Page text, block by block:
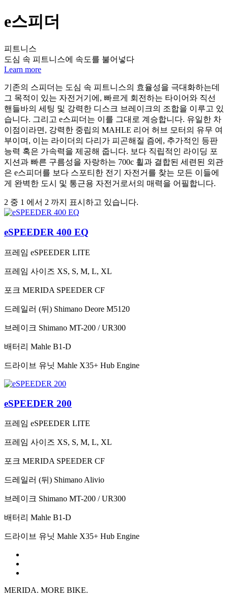
e스피더
피트니스
도심 속 피트니스에 속도를 불어넣다
Learn more
기존의 스피더는 도심 속 피트니스의 효율성을 극대화하는데
그 목적이 있는 자전거기에, 빠르게 회전하는 타이어와 직선
핸들바의 세팅 및 강력한 디스크 브레이크의 조합을 이루고 있
습니다. 그리고 e스피더는 이를 그대로 계승합니다. 유일한 차
이점이라면, 강력한 중립의 MAHLE 리어 허브 모터의 유무 여
부이며, 이는 라이더의 다리가 피곤해질 즘에, 추가적인 등판
능력 혹은 가속력을 제공해 줍니다. 보다 직립적인 라이딩 포
지션과 빠른 구름성을 자랑하는 700c 휠과 결합된 세련된 외관
은 e스피더를 보다 스포티한 전기 자전거를 찾는 모든 이들에
게 완벽한 도시 및 통근용 자전거로서의 매력을 어필합니다.
2 중 1 에서 2 까지 표시하고 있습니다.
eSPEEDER 400 EQ
프레임 eSPEEDER LITE
프레임 사이즈 XS, S, M, L, XL
포크 MERIDA SPEEDER CF
드레일러 (뒤) Shimano Deore M5120
브레이크 Shimano MT-200 / UR300
배터리 Mahle B1-D
드라이브 유닛 Mahle X35+ Hub Engine
eSPEEDER 200
프레임 eSPEEDER LITE
프레임 사이즈 XS, S, M, L, XL
포크 MERIDA SPEEDER CF
드레일러 (뒤) Shimano Alivio
브레이크 Shimano MT-200 / UR300
배터리 Mahle B1-D
드라이브 유닛 Mahle X35+ Hub Engine
MERIDA. MORE BIKE.